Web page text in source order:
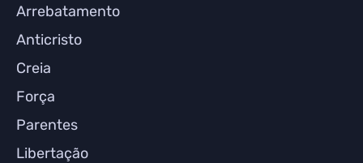
Arrebatamento
Anticristo
Creia
Força
Parentes
Libertação